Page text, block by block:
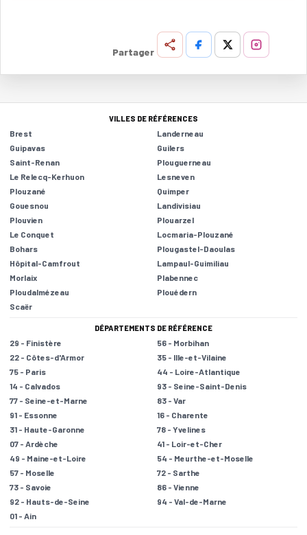
Partager
VILLES DE RÉFÉRENCES
Brest
Landerneau
Guipavas
Guilers
Saint-Renan
Plouguerneau
Le Relecq-Kerhuon
Lesneven
Plouzané
Quimper
Gouesnou
Landivisiau
Plouvien
Plouarzel
Le Conquet
Locmaria-Plouzané
Bohars
Plougastel-Daoulas
Hôpital-Camfrout
Lampaul-Guimiliau
Morlaix
Plabennec
Ploudalmézeau
Plouédern
Scaër
DÉPARTEMENTS DE RÉFÉRENCE
29 - Finistère
56 - Morbihan
22 - Côtes-d'Armor
35 - Ille-et-Vilaine
75 - Paris
44 - Loire-Atlantique
14 - Calvados
93 - Seine-Saint-Denis
77 - Seine-et-Marne
83 - Var
91 - Essonne
16 - Charente
31 - Haute-Garonne
78 - Yvelines
07 - Ardèche
41 - Loir-et-Cher
49 - Maine-et-Loire
54 - Meurthe-et-Moselle
57 - Moselle
72 - Sarthe
73 - Savoie
86 - Vienne
92 - Hauts-de-Seine
94 - Val-de-Marne
01 - Ain